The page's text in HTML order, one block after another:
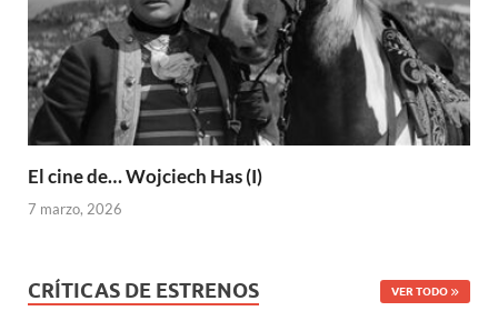
El cine de… Wojciech Has (I)
7 marzo, 2026
CRÍTICAS DE ESTRENOS VER TODO